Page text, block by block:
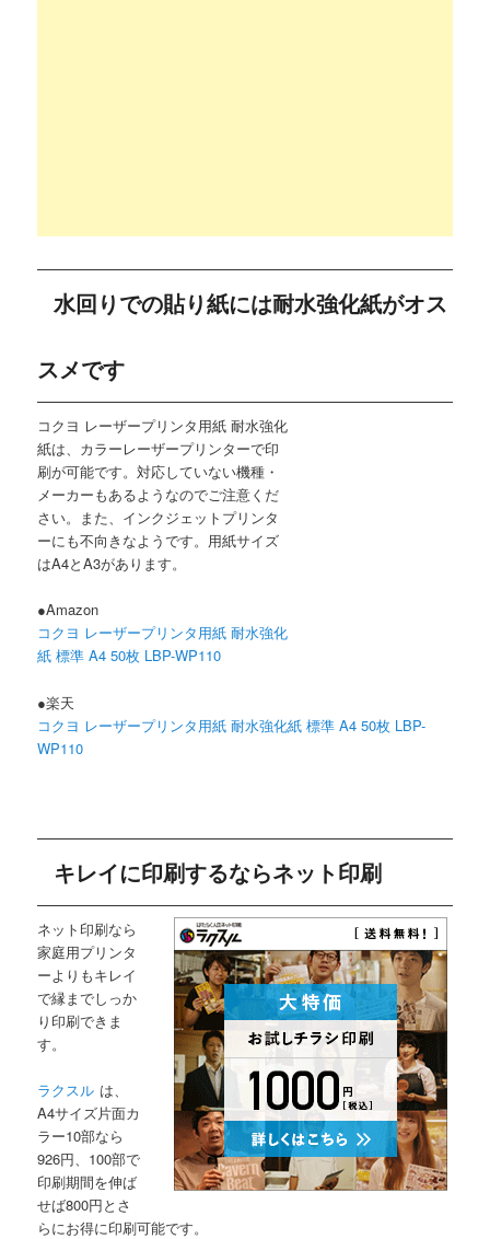
水回りでの貼り紙には耐水強化紙がオス
スメです
コクヨ レーザープリンタ用紙 耐水強化
紙は、カラーレーザープリンターで印
刷が可能です。対応していない機種・
メーカーもあるようなのでご注意くだ
さい。また、インクジェットプリンタ
ーにも不向きなようです。用紙サイズ
はA4とA3があります。
●Amazon
コクヨ レーザープリンタ用紙 耐水強化
紙 標準 A4 50枚 LBP-WP110
●楽天
コクヨ レーザープリンタ用紙 耐水強化紙 標準 A4 50枚 LBP-
WP110
キレイに印刷するならネット印刷
ネット印刷なら
家庭用プリンタ
ーよりもキレイ
で縁までしっか
り印刷できま
す。
ラクスル は、
A4サイズ片面カ
ラー10部なら
926円、100部で
印刷期間を伸ば
せば800円とさ
らにお得に印刷可能です。